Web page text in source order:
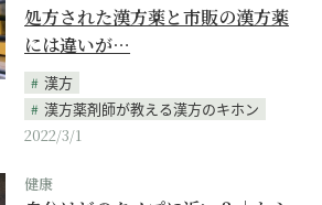
処方された漢方薬と市販の漢方薬
には違いが…
漢方
漢方薬剤師が教える漢方のキホン
2022/3/1
健康